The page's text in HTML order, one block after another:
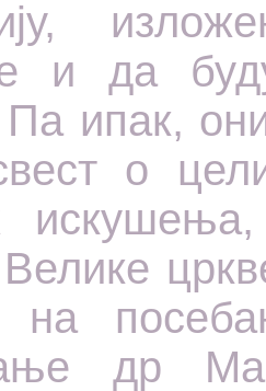
и да
ипак,
о
на
др